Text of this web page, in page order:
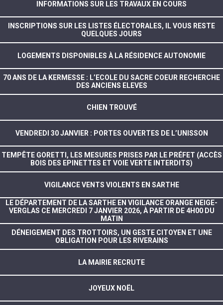
INFORMATIONS SUR LES TRAVAUX EN COURS
INSCRIPTIONS SUR LES LISTES ÉLECTORALES, IL VOUS RESTE
QUELQUES JOURS
LOGEMENTS DISPONIBLES À LA RÉSIDENCE AUTONOMIE
70 ANS DE LA KERMESSE : L’ECOLE DU SACRE COEUR RECHERCHE
DES ANCIENS ELEVES
CHIEN TROUVÉ
VENDREDI 30 JANVIER : PORTES OUVERTES DE L’UNISSON
TEMPÊTE GORETTI, LES MESURES PRISES PAR LE PRÉFET (ACCÈS
BOIS DES EPINETTES ET VOIE VERTE INTERDITS)
VIGILANCE VENTS VIOLENTS EN SARTHE
LE DÉPARTEMENT DE LA SARTHE EN VIGILANCE ORANGE NEIGE-
VERGLAS CE MERCREDI 7 JANVIER 2026, À PARTIR DE 4H00 DU
MATIN
DÉNEIGEMENT DES TROTTOIRS, UN GESTE CITOYEN ET UNE
OBLIGATION POUR LES RIVERAINS
LA MAIRIE RECRUTE
JOYEUX NOËL